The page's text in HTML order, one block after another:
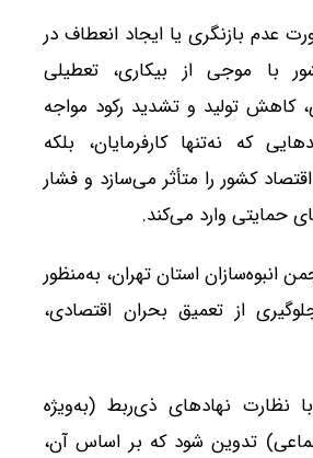
عدم بازنگری یا ایجاد انعطاف در
با موجی از بیکاری، تعطیلی
کاهش تولید و تشدید رکود مواجه
که نه‌تنها کارفرمایان، بلکه
کشور را متأثر می‌سازد و فشار
حمایتی وارد می‌کند.
انبوه‌سازان استان تهران، به‌منظور
از تعمیق بحران اقتصادی،
نظارت نهادهای ذی‌ربط (به‌ویژه
تدوین شود که بر اساس آن،